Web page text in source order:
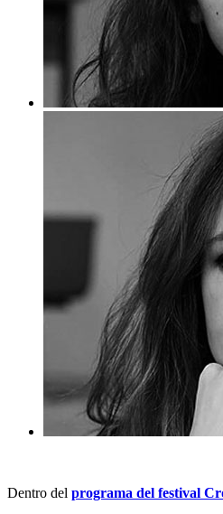
Dentro del programa del festival